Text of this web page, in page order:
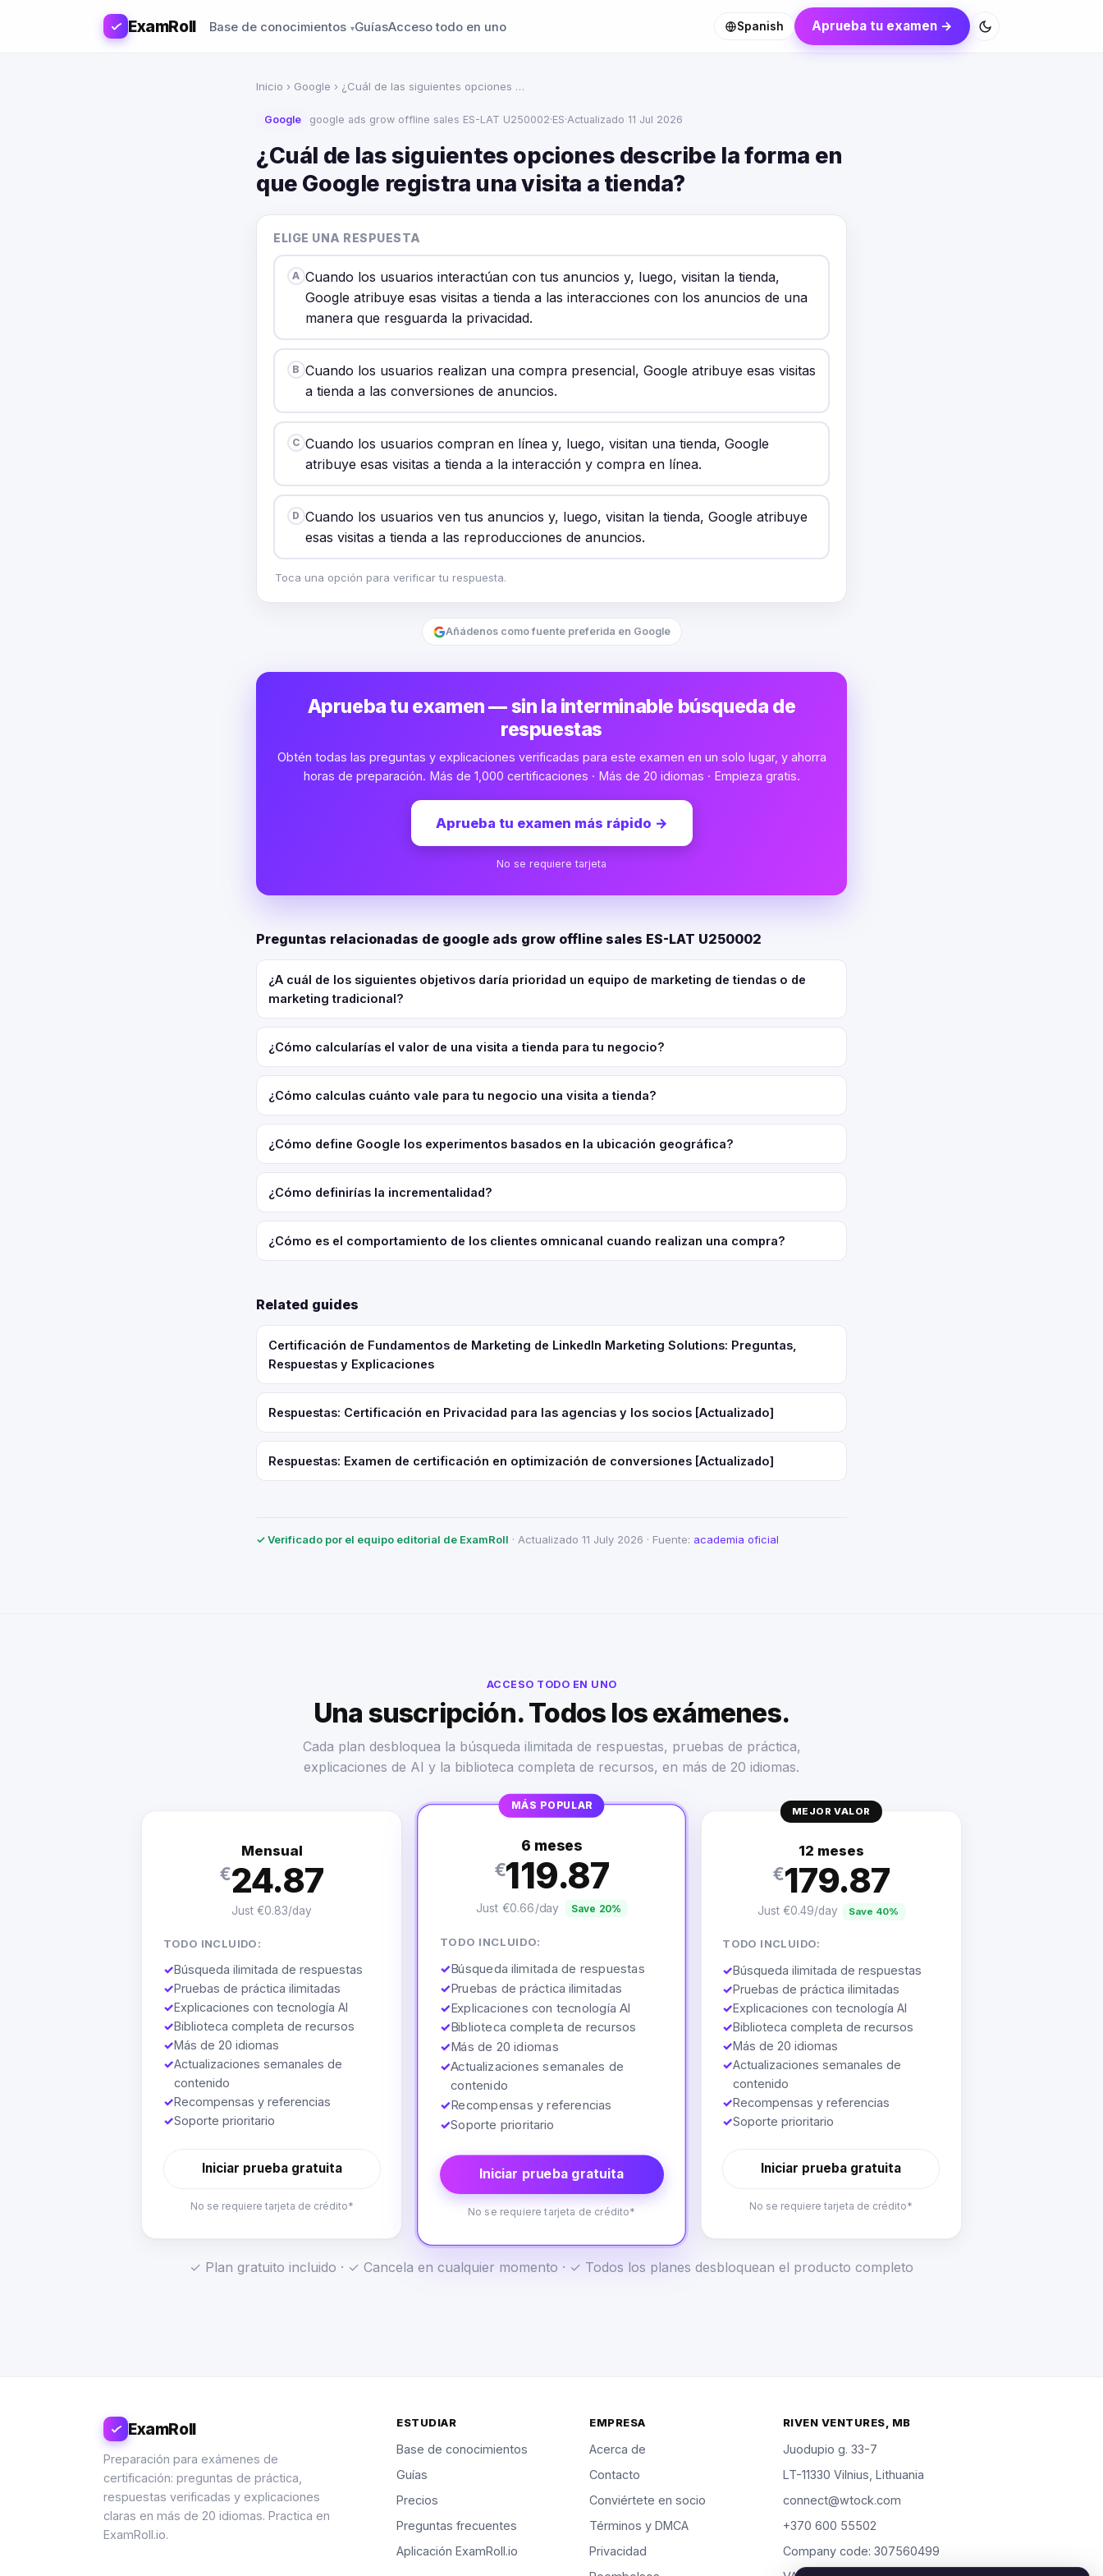
ExamRoll Base de conocimientos GuíasAcceso todo en uno Spanish Aprueba tu examen →
Inicio › Google › ¿Cuál de las siguientes opciones …
Google google ads grow offline sales ES-LAT U250002·ES·Actualizado 11 Jul 2026
¿Cuál de las siguientes opciones describe la forma en
que Google registra una visita a tienda?
ELIGE UNA RESPUESTA
A Cuando los usuarios interactúan con tus anuncios y, luego, visitan la tienda,
Google atribuye esas visitas a tienda a las interacciones con los anuncios de una
manera que resguarda la privacidad.
B Cuando los usuarios realizan una compra presencial, Google atribuye esas visitas
a tienda a las conversiones de anuncios.
C Cuando los usuarios compran en línea y, luego, visitan una tienda, Google
atribuye esas visitas a tienda a la interacción y compra en línea.
D Cuando los usuarios ven tus anuncios y, luego, visitan la tienda, Google atribuye
esas visitas a tienda a las reproducciones de anuncios.
Toca una opción para verificar tu respuesta.
Añádenos como fuente preferida en Google
Aprueba tu examen — sin la interminable búsqueda de
respuestas
Obtén todas las preguntas y explicaciones verificadas para este examen en un solo lugar, y ahorra
horas de preparación. Más de 1,000 certificaciones · Más de 20 idiomas · Empieza gratis.
Aprueba tu examen más rápido →
No se requiere tarjeta
Preguntas relacionadas de google ads grow offline sales ES-LAT U250002
¿A cuál de los siguientes objetivos daría prioridad un equipo de marketing de tiendas o de
marketing tradicional?
¿Cómo calcularías el valor de una visita a tienda para tu negocio?
¿Cómo calculas cuánto vale para tu negocio una visita a tienda?
¿Cómo define Google los experimentos basados en la ubicación geográfica?
¿Cómo definirías la incrementalidad?
¿Cómo es el comportamiento de los clientes omnicanal cuando realizan una compra?
Related guides
Certificación de Fundamentos de Marketing de LinkedIn Marketing Solutions: Preguntas,
Respuestas y Explicaciones
Respuestas: Certificación en Privacidad para las agencias y los socios [Actualizado]
Respuestas: Examen de certificación en optimización de conversiones [Actualizado]
✓ Verificado por el equipo editorial de ExamRoll · Actualizado 11 July 2026 · Fuente: academia oficial
ACCESO TODO EN UNO
Una suscripción. Todos los exámenes.
Cada plan desbloquea la búsqueda ilimitada de respuestas, pruebas de práctica,
explicaciones de AI y la biblioteca completa de recursos, en más de 20 idiomas.
Mensual
€24.87
Just €0.83/day
TODO INCLUIDO:
✓Búsqueda ilimitada de respuestas
✓Pruebas de práctica ilimitadas
✓Explicaciones con tecnología AI
✓Biblioteca completa de recursos
✓Más de 20 idiomas
✓Actualizaciones semanales de
contenido
✓Recompensas y referencias
✓Soporte prioritario
Iniciar prueba gratuita
No se requiere tarjeta de crédito*
MÁS POPULAR
6 meses
€119.87
Just €0.66/day Save 20%
TODO INCLUIDO:
✓Búsqueda ilimitada de respuestas
✓Pruebas de práctica ilimitadas
✓Explicaciones con tecnología AI
✓Biblioteca completa de recursos
✓Más de 20 idiomas
✓Actualizaciones semanales de
contenido
✓Recompensas y referencias
✓Soporte prioritario
Iniciar prueba gratuita
No se requiere tarjeta de crédito*
MEJOR VALOR
12 meses
€179.87
Just €0.49/day Save 40%
TODO INCLUIDO:
✓Búsqueda ilimitada de respuestas
✓Pruebas de práctica ilimitadas
✓Explicaciones con tecnología AI
✓Biblioteca completa de recursos
✓Más de 20 idiomas
✓Actualizaciones semanales de
contenido
✓Recompensas y referencias
✓Soporte prioritario
Iniciar prueba gratuita
No se requiere tarjeta de crédito*
✓ Plan gratuito incluido · ✓ Cancela en cualquier momento · ✓ Todos los planes desbloquean el producto completo
ExamRoll
Preparación para exámenes de
certificación: preguntas de práctica,
respuestas verificadas y explicaciones
claras en más de 20 idiomas. Practica en
ExamRoll.io.
ESTUDIAR
Base de conocimientos
Guías
Precios
Preguntas frecuentes
Aplicación ExamRoll.io
EMPRESA
Acerca de
Contacto
Conviértete en socio
Términos y DMCA
Privacidad
RIVEN VENTURES, MB
Juodupio g. 33-7
LT-11330 Vilnius, Lithuania
connect@wtock.com
+370 600 55502
Company code: 307560499